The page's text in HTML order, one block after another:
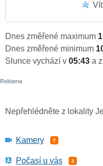
Dnes změřené maximum
Dnes změřené minimum
Slunce vychází v 05:43 a
Nepřehlédněte z lokality
Kamery 7
Počasí u vás 3